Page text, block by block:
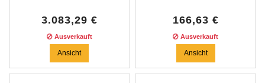
3.083,29 €
Ausverkauft
Ansicht
166,63 €
Ausverkauft
Ansicht